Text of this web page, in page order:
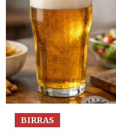
BIRRAS